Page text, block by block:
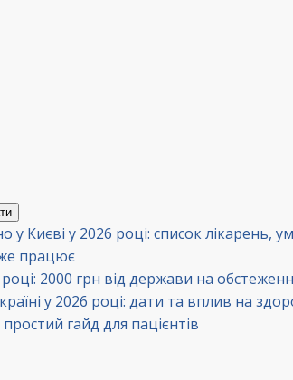
Києві у 2026 році: список лікарень,
працює
2000 грн від держави на
у 2026 році: дати та вплив на
гайд для пацієнтів